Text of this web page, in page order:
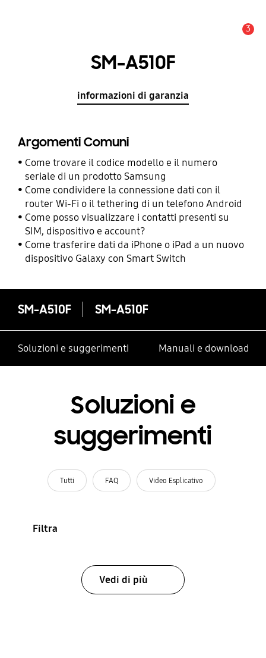
3
SM-A510F
informazioni di garanzia
Argomenti Comuni
Come trovare il codice modello e il numero
seriale di un prodotto Samsung
Come condividere la connessione dati con il
router Wi-Fi o il tethering di un telefono Android
Come posso visualizzare i contatti presenti su
SIM, dispositivo e account?
Come trasferire dati da iPhone o iPad a un nuovo
dispositivo Galaxy con Smart Switch
SM-A510F SM-A510F
Soluzioni e suggerimenti Manuali e download
Soluzioni e
suggerimenti
Tutti FAQ Video Esplicativo
Filtra
Vedi di più